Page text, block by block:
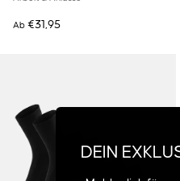
Ab €31,95
DEIN